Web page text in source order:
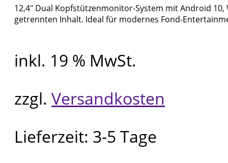
12,4″ Dual Kopfstützenmonitor-System mit Android
getrennten Inhalt. Ideal für modernes Fond-
inkl. 19 % MwSt.
zzgl. Versandkosten
Lieferzeit: 3-5 Tage